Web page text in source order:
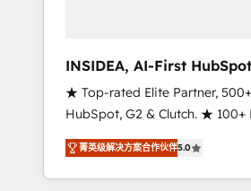
adoption with change-
programs, and align
service to drive sustainable growth
key HubSpot accreditations
across hundreds of
of industries, there’s a good
INSIDEA, AI-First HubSpot
Onboarding & RevOps
★ Top-rated Elite Partner,
HubSpot, G2 & Clutch. ★ 100+
Certified Experts & Trainers
★ 1,500+ implementations
continents ★ AI-First, RevOps-
菁英级解决方案合作伙伴5.0